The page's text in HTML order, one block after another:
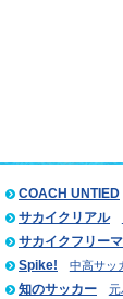
COACH UNTIED
サカイクリアル
サカイクフリー
Spike! 中高サッ
知のサッカー 元